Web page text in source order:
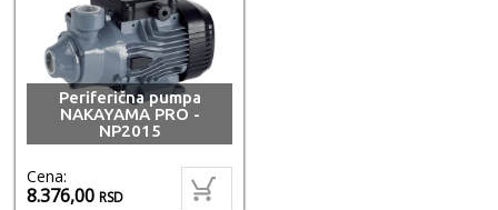
Periferična pumpa
NAKAYAMA PRO -
NP2015
Cena:
8.376,00RSD